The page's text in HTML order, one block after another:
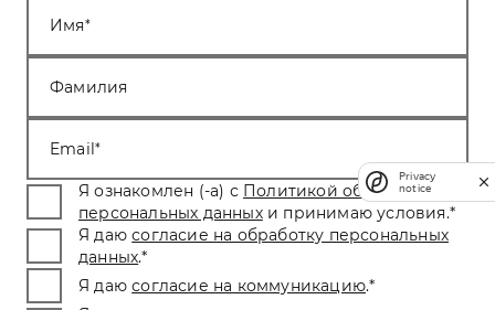
Имя
Фамилия
Email
Я ознакомлен (-а) с Политикой обработки
персональных данных и принимаю условия.*
Я даю согласие на обработку персональных
данных.*
Я даю согласие на коммуникацию.*
Privacy
notice